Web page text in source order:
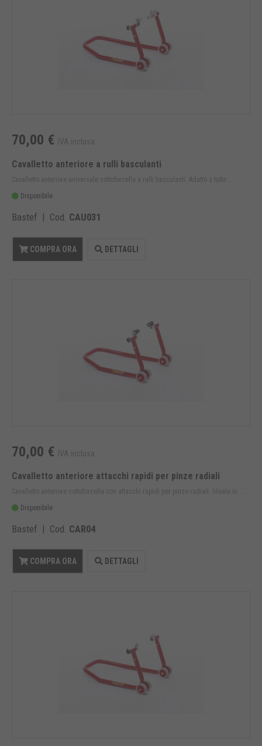
70,00 € IVA inclusa
Cavalletto anteriore a rulli basculanti
Cavalletto anteriore universale sottoforcella a rulli basculanti. Adatto a tutte ...
Disponibile
Bastef | Cod. CAU031
COMPRA ORA DETTAGLI
70,00 € IVA inclusa
Cavalletto anteriore attacchi rapidi per pinze radiali
Cavalletto anteriore sottoforcella con attacchi rapidi per pinze radiali. Ideale in ...
Disponibile
Bastef | Cod. CAR04
COMPRA ORA DETTAGLI